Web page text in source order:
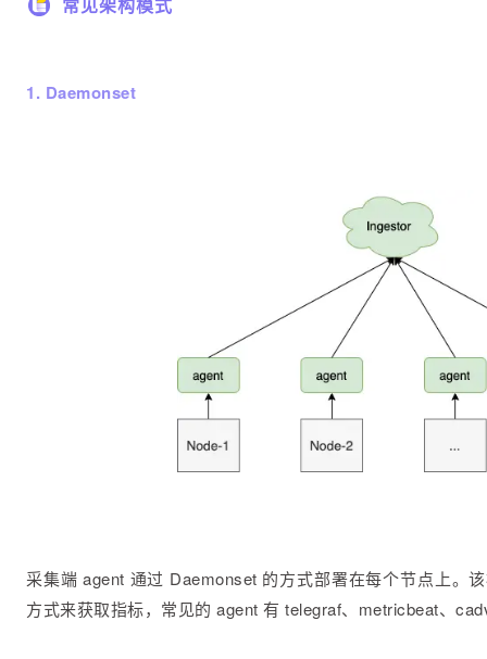
1. Daemonset
采集端 agent 通过 Daemonset 的方式部署在每个节点上。
方式来获取指标，常见的 agent 有 telegraf、metricbeat、